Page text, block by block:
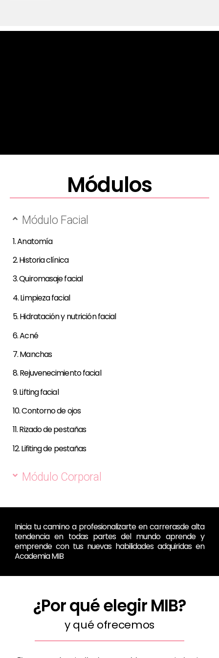
Módulos
Módulo Facial
1. Anatomía
2. Historia clínica
3. Quiromasaje facial
4. Limpieza facial
5. Hidratación y nutrición facial
6. Acné
7. Manchas
8. Rejuvenecimiento facial
9. Lifting facial
10. Contorno de ojos
11. Rizado de pestañas
12. Lifiting de pestañas
Módulo Corporal
Inicia tu camino a profesionalizarte en carrerasde alta
tendencia en todas partes del mundo aprende y
emprende con tus nuevas habilidades adquiridas en
Academia MIB
¿Por qué elegir MIB?
y qué ofrecemos